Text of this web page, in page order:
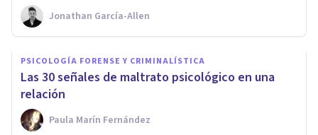
Jonathan García-Allen
PSICOLOGÍA FORENSE Y CRIMINALÍSTICA
​Las 30 señales de maltrato psicológico en una
relación
Paula Marín Fernández